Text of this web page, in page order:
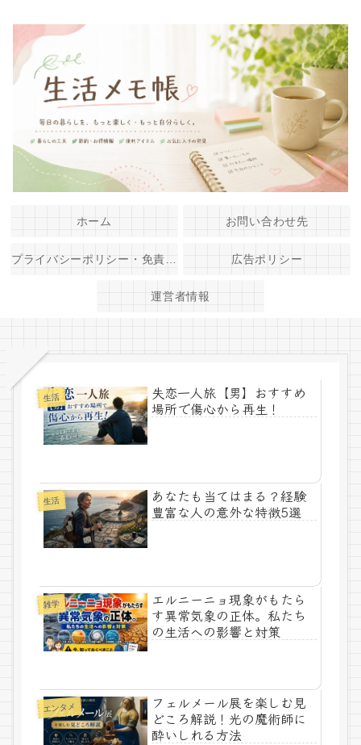
ホーム お問い合わせ先
広告ポリシー
運営者情報
生活
失恋一人旅【男】おすすめ
場所で傷心から再生！
生活
あなたも当てはまる？経験
豊富な人の意外な特徴5選
雑学
エルニーニョ現象がもたら
す異常気象の正体。私たち
の生活への影響と対策
エンタメ
フェルメール展を楽しむ見
どころ解説！光の魔術師に
酔いしれる方法